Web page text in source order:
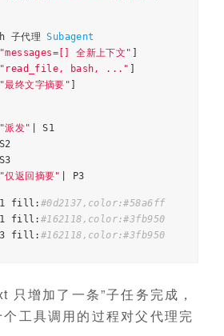
子代理 Subagent
"messages=[] 全新上下文" ]
"read_file, bash, ..." ]
"最终文字摘要" ]
"派发"
S1
"仅返回摘要" P3
P1 fill
: #0d2137,color:#58a6ff
S1 fill
: #162118,color:#3fb950
S3 fill
: #162118,color:#3fb950
只增加了一条”子任务完成，
工具调用的过程对父代理完